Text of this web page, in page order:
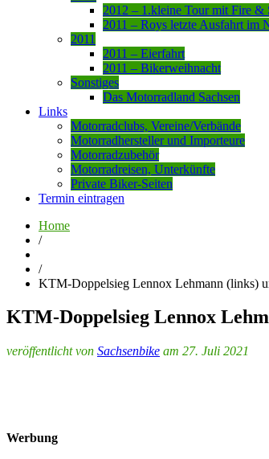
2012 – 1.kleine Tour mit Fire &
2011 – Roys letzte Ausfahrt im
2011
2011 – Eierfahrt
2011 – Bikerweihnacht
Sonstiges
Das Motorradland Sachsen
Links
Motorradclubs, Vereine/Verbände
Motorradhersteller und Importeure
Motorradzubehör
Motorradreisen, Unterkünfte
Private Biker-Seiten
Termin eintragen
Home
/
/
KTM-Doppelsieg Lennox Lehmann (links)
KTM-Doppelsieg Lennox
veröffentlicht von Sachsenbike am 27. Juli 2021
Werbung